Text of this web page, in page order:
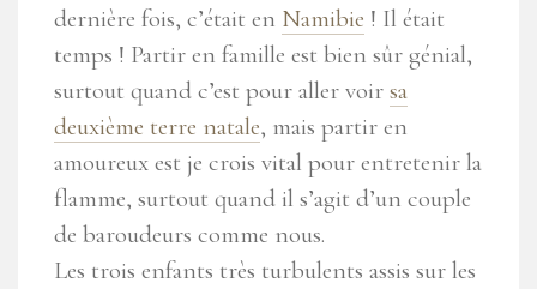
dernière fois, c’était en Namibie ! Il était
temps ! Partir en famille est bien sûr génial,
surtout quand c’est pour aller voir sa
deuxième terre natale, mais partir en
amoureux est je crois vital pour entretenir la
flamme, surtout quand il s’agit d’un couple
de baroudeurs comme nous.
Les trois enfants très turbulents assis sur les